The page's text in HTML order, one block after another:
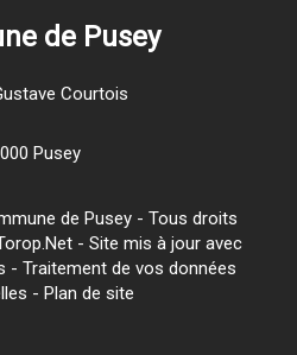
de Pusey
Courtois
Pusey
de Pusey - Tous droits
- Site mis à jour avec
- Traitement de vos données
- Plan de site